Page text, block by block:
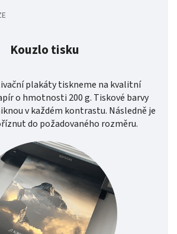
Kouzlo tisku
plakáty tiskneme na kvalitní
o hmotnosti 200 g. Tiskové barvy
v každém kontrastu. Následně je
do požadovaného rozměru.